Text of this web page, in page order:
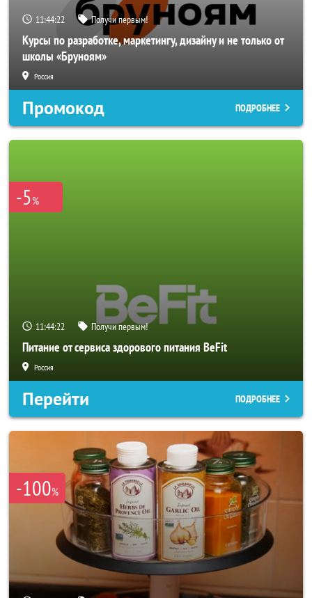
11:44:20 Получи первым!
Курсы по разработке, маркетингу, дизайну и не только от
школы «Бруноям»
Россия
Промокод ПОДРОБНЕЕ
-5%
11:44:20 Получи первым!
Питание от сервиса здорового питания BeFit
Россия
Перейти ПОДРОБНЕЕ
-100%